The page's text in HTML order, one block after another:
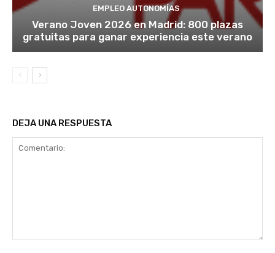
EMPLEO AUTONOMÍAS
Verano Joven 2026 en Madrid: 800 plazas
gratuitas para ganar experiencia este verano
DEJA UNA RESPUESTA